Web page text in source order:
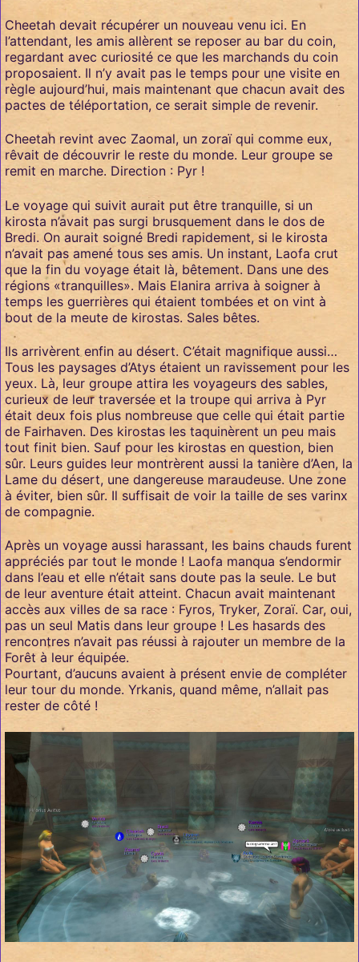
Cheetah devait récupérer un nouveau venu ici. En
l’attendant, les amis allèrent se reposer au bar du coin,
regardant avec curiosité ce que les marchands du coin
proposaient. Il n’y avait pas le temps pour une visite en
règle aujourd’hui, mais maintenant que chacun avait des
pactes de téléportation, ce serait simple de revenir.
Cheetah revint avec Zaomal, un zoraï qui comme eux,
rêvait de découvrir le reste du monde. Leur groupe se
remit en marche. Direction : Pyr !
Le voyage qui suivit aurait put être tranquille, si un
kirosta n’avait pas surgi brusquement dans le dos de
Bredi. On aurait soigné Bredi rapidement, si le kirosta
n’avait pas amené tous ses amis. Un instant, Laofa crut
que la fin du voyage était là, bêtement. Dans une des
régions «tranquilles». Mais Elanira arriva à soigner à
temps les guerrières qui étaient tombées et on vint à
bout de la meute de kirostas. Sales bêtes.
Ils arrivèrent enfin au désert. C’était magnifique aussi…
Tous les paysages d’Atys étaient un ravissement pour les
yeux. Là, leur groupe attira les voyageurs des sables,
curieux de leur traversée et la troupe qui arriva à Pyr
était deux fois plus nombreuse que celle qui était partie
de Fairhaven. Des kirostas les taquinèrent un peu mais
tout finit bien. Sauf pour les kirostas en question, bien
sûr. Leurs guides leur montrèrent aussi la tanière d’Aen, la
Lame du désert, une dangereuse maraudeuse. Une zone
à éviter, bien sûr. Il suffisait de voir la taille de ses varinx
de compagnie.
Après un voyage aussi harassant, les bains chauds furent
appréciés par tout le monde ! Laofa manqua s’endormir
dans l’eau et elle n’était sans doute pas la seule. Le but
de leur aventure était atteint. Chacun avait maintenant
accès aux villes de sa race : Fyros, Tryker, Zoraï. Car, oui,
pas un seul Matis dans leur groupe ! Les hasards des
rencontres n’avait pas réussi à rajouter un membre de la
Forêt à leur équipée.
Pourtant, d’aucuns avaient à présent envie de compléter
leur tour du monde. Yrkanis, quand même, n’allait pas
rester de côté !